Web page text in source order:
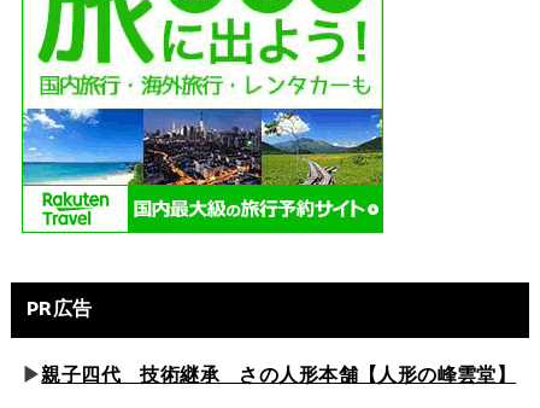
PR広告
▶親子四代 技術継承 さの人形本舗【人形の峰雲堂】